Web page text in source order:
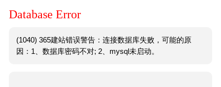
Database Error
(1040) 365建站错误警告：连接数据库失败，可能的原
因：1、数据库密码不对; 2、mysql未启动。